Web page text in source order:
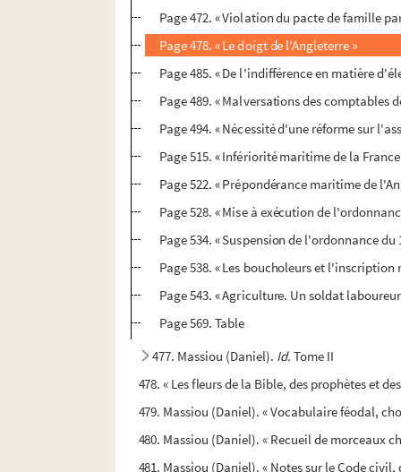
Page 472. « Violation du pacte de famille
Page 478. « Le doigt de l'Angleterre »
Page 485. « De l'indifférence en matière
Page 489. « Malversations des comptables
Page 494. « Nécessité d'une réforme sur
Page 515. « Infériorité maritime de la
Page 522. « Prépondérance maritime de
Page 528. « Mise à exécution de
Page 534. « Suspension de l'ordonnance du
Page 538. « Les boucholeurs et l'inscription
Page 543. « Agriculture. Un soldat
Page 569. Table
477. Massiou (Daniel). Id. Tome II
478. « Les fleurs de la Bible, des prophètes et
479. Massiou (Daniel). « Vocabulaire féodal,
480. Massiou (Daniel). « Recueil de morceaux
481. Massiou (Daniel). « Notes sur le Code